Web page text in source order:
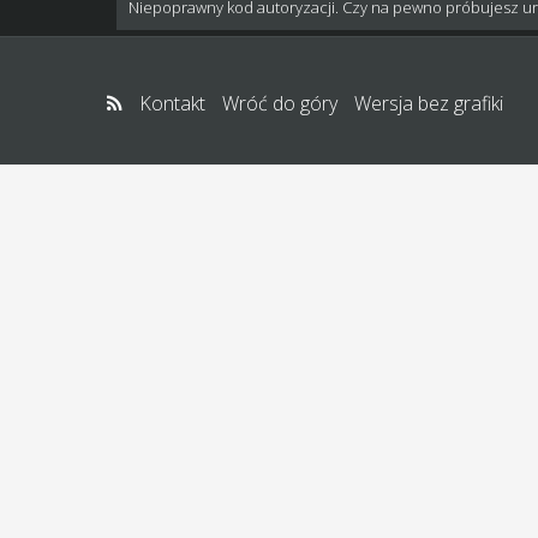
Niepoprawny kod autoryzacji. Czy na pewno próbujesz
Kontakt Wróć do góry Wersja bez grafiki